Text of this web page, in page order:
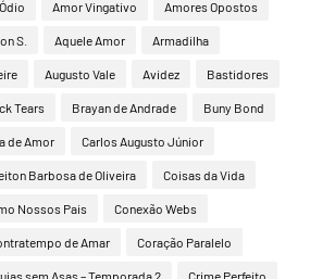
Amor Vingativo Amores Opostos
S. Aquele Amor Armadilha
Augusto Vale Avidez Bastidores
Tears Brayan de Andrade Buny Bond
de Amor Carlos Augusto Júnior
Barbosa de Oliveira Coisas da Vida
Nossos Pais Conexão Webs
de Amar Coração Paralelo
sem Asas – Temporada 2 Crime Perfeito